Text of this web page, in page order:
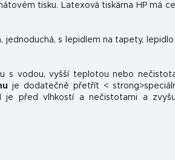
tisku. Latexová tiskárna HP má
s lepidlem na tapety,
s vodou, vyšší teplotou nebo
je dodatečně přetřít <
je před vlhkostí a nečistotami a